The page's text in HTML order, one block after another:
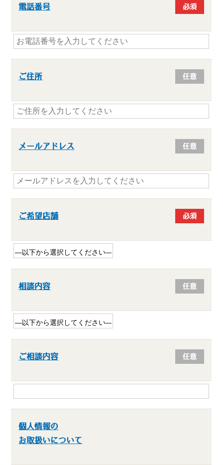
電話番号 必須
ご住所 任意
メールアドレス 任意
ご希望店舗 必須
相談内容 任意
ご相談内容 任意
個人情報の
お取扱いについて